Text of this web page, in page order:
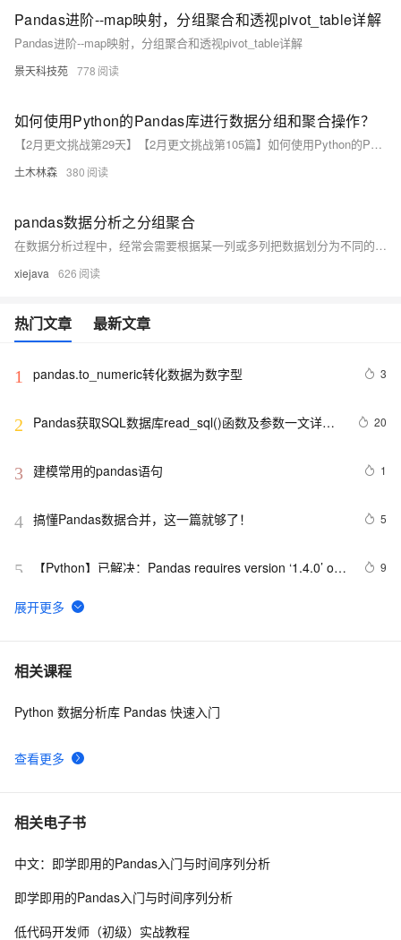
Pandas进阶--map映射，分组聚合和透视pivot_table详解
Pandas进阶--map映射，分组聚合和透视pivot_table详解
景天科技苑 778
如何使用Python的Pandas库进行数据分组和聚合操作？
【2月更文挑战第29天】【2月更文挑战第105篇】如何使用Python的Pandas库进行数据分组和聚合操作？
土木林森 380
pandas数据分析之分组聚合
在数据分析过程中，经常会需要根据某一列或多列把数据划分为不同的组别，然后再对其进行数据分析。本文将介绍pandas的数据分组及分组后的应用如对数据进行聚合、转换和过滤。
xiejava 626
热门文章 最新文章
1 pandas.to_numeric转化数据为数字型 3
2
Pandas获取SQL数据库read_sql()函数及参数一文详解
20
3 建模常用的pandas语句 1
4 搞懂Pandas数据合并，这一篇就够了！ 5
5
【Python】已解决：Pandas requires version ‘1.4.0’ or
9
6 Pandas 2.2 中文官方教程和指南（十·一）（4）
7 Pandas实战案例：电商数据分析的实践与挑战
8 使用Python进行数据清洗与预处理：Pandas和NumPy
9 Python数据分析大杀器之Pandas基础2万字详解（学
10
相关课程
查看更多
Python 数据分析库 Pandas 快速入门
相关电子书
中文：即学即用的Pandas入门与时间序列分析
即学即用的Pandas入门与时间序列分析
低代码开发师（初级）实战教程